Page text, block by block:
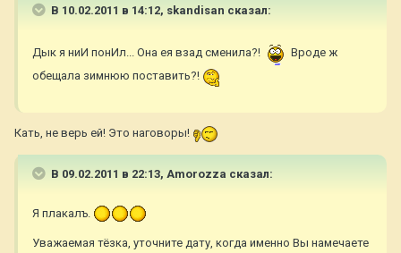
В 10.02.2011 в 14:12, skandisan сказал:
Дык я ниИ понИл... Она ея взад сменила?!
Вроде ж
обещала зимнюю поставить?!
Кать, не верь ей! Это наговоры!
В 09.02.2011 в 22:13, Amorozza сказал:
Я плакалъ.
Уважаемая тёзка, уточните дату, когда именно Вы намечаете